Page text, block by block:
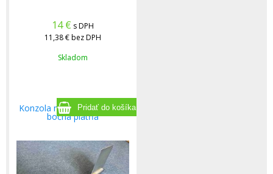
14 € s DPH
11,38 €bez DPH
Skladom
Konzola na kamery 50 cm -
bočná platňa